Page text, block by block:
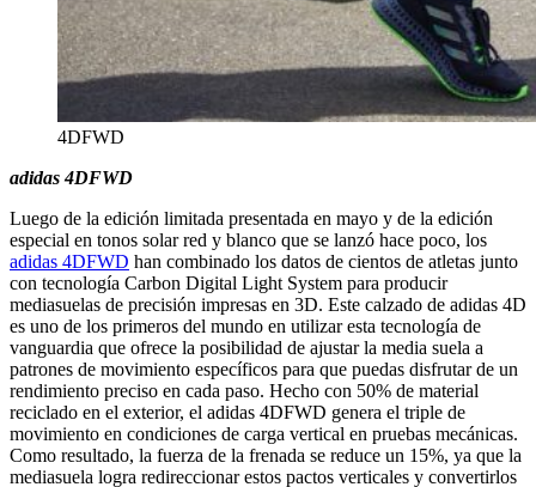
4DFWD
adidas 4DFWD
Luego de la edición limitada presentada en mayo y de la edición
especial en tonos solar red y blanco que se lanzó hace poco, los
adidas 4DFWD han combinado los datos de cientos de atletas junto
con tecnología Carbon Digital Light System para producir
mediasuelas de precisión impresas en 3D. Este calzado de adidas 4D
es uno de los primeros del mundo en utilizar esta tecnología de
vanguardia que ofrece la posibilidad de ajustar la media suela a
patrones de movimiento específicos para que puedas disfrutar de un
rendimiento preciso en cada paso. Hecho con 50% de material
reciclado en el exterior, el adidas 4DFWD genera el triple de
movimiento en condiciones de carga vertical en pruebas mecánicas.
Como resultado, la fuerza de la frenada se reduce un 15%, ya que la
mediasuela logra redireccionar estos pactos verticales y convertirlos